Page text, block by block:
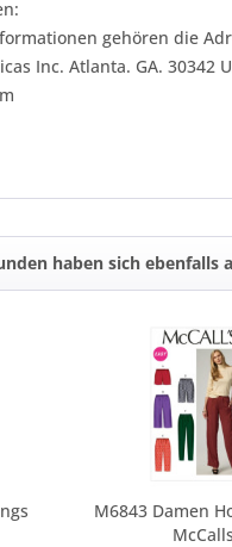
gehören die
Inc. Atlanta. GA. 30342
haben sich ebenfalls
M6843 Damen
McCalls